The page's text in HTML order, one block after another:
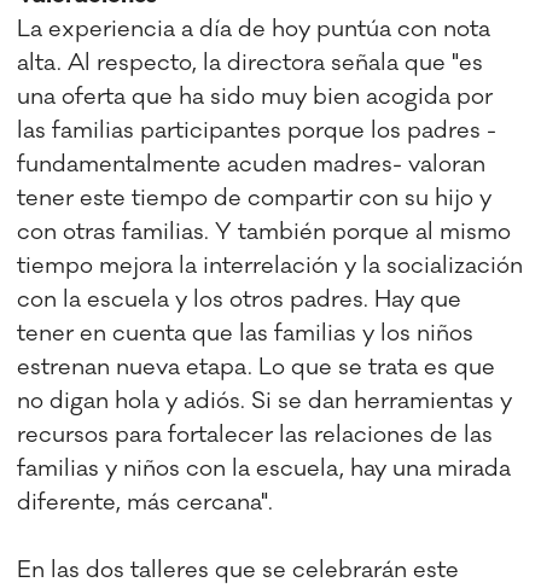
La experiencia a día de hoy puntúa con nota
alta. Al respecto, la directora señala que "es
una oferta que ha sido muy bien acogida por
las familias participantes porque los padres -
fundamentalmente acuden madres- valoran
tener este tiempo de compartir con su hijo y
con otras familias. Y también porque al mismo
tiempo mejora la interrelación y la socialización
con la escuela y los otros padres. Hay que
tener en cuenta que las familias y los niños
estrenan nueva etapa. Lo que se trata es que
no digan hola y adiós. Si se dan herramientas y
recursos para fortalecer las relaciones de las
familias y niños con la escuela, hay una mirada
diferente, más cercana".
En las dos talleres que se celebrarán este